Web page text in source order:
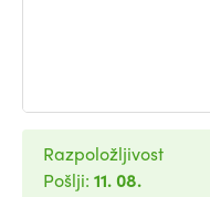
Razpoložljivost
Pošlji: 11. 08.